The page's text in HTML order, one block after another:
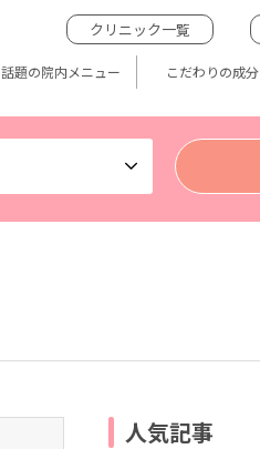
クリニック一覧
話題の院内メニュー こだわりの成分
人気記事